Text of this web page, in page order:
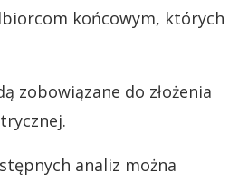
końcowym, których
zobowiązane do złożenia
analiz można